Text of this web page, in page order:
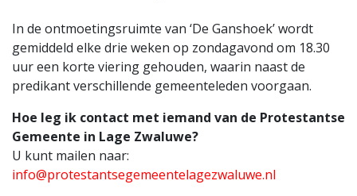
In de ontmoetingsruimte van ‘De Ganshoek’ wordt
gemiddeld elke drie weken op zondagavond om 18.30
uur een korte viering gehouden, waarin naast de
predikant verschillende gemeenteleden voorgaan.
Hoe leg ik contact met iemand van de Protestantse
Gemeente in Lage Zwaluwe?
U kunt mailen naar:
info@protestantsegemeentelagezwaluwe.nl